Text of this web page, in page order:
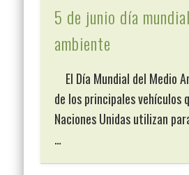
5 de junio día
ambiente
El Día Mundial del Medio
de los principales vehículos
Naciones Unidas utilizan
…